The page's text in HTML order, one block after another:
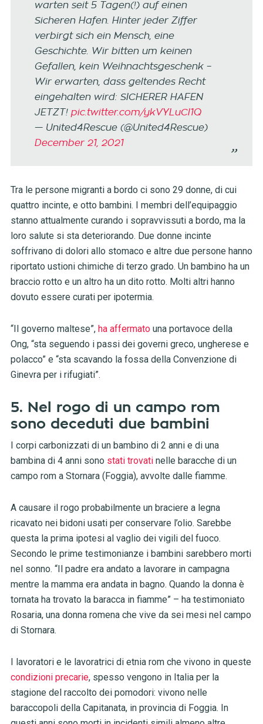
warten seit 5 Tagen(!) auf einen
Sicheren Hafen. Hinter jeder Ziffer
verbirgt sich ein Mensch, eine
Geschichte. Wir bitten um keinen
Gefallen, kein Weihnachtsgeschenk –
Wir erwarten, dass geltendes Recht
eingehalten wird: SICHERER HAFEN
JETZT! pic.twitter.com/ykVYLuCl1Q
— United4Rescue (@United4Rescue)
December 21, 2021
Tra le persone migranti a bordo ci sono 29 donne, di cui
quattro incinte, e otto bambini. I membri dell’equipaggio
stanno attualmente curando i sopravvissuti a bordo, ma la
loro salute si sta deteriorando. Due donne incinte
soffrivano di dolori allo stomaco e altre due persone hanno
riportato ustioni chimiche di terzo grado. Un bambino ha un
braccio rotto e un altro ha un dito rotto. Molti altri hanno
dovuto essere curati per ipotermia.
“Il governo maltese”, ha affermatouna portavoce della
Ong, “sta seguendo i passi dei governi greco, ungherese e
polacco” e “sta scavando la fossa della Convenzione di
Ginevra per i rifugiati”.
5. Nel rogo di un campo rom
sono deceduti due bambini
I corpi carbonizzati di un bambino di 2 anni e di una
bambina di 4 anni sono stati trovati nelle baracche di un
campo rom a Stornara (Foggia), avvolte dalle fiamme.
A causare il rogo probabilmente un braciere a legna
ricavato nei bidoni usati per conservare l’olio. Sarebbe
questa la prima ipotesi al vaglio dei vigili del fuoco.
Secondo le prime testimonianze i bambini sarebbero morti
nel sonno. “Il padre era andato a lavorare in campagna
mentre la mamma era andata in bagno. Quando la donna è
tornata ha trovato la baracca in fiamme” – ha testimoniato
Rosaria, una donna romena che vive da sei mesi nel campo
di Stornara.
I lavoratori e le lavoratrici di etnia rom che vivono in queste
condizioni precarie, spesso vengono in Italia per la
stagione del raccolto dei pomodori: vivono nelle
baraccopoli della Capitanata, in provincia di Foggia. In